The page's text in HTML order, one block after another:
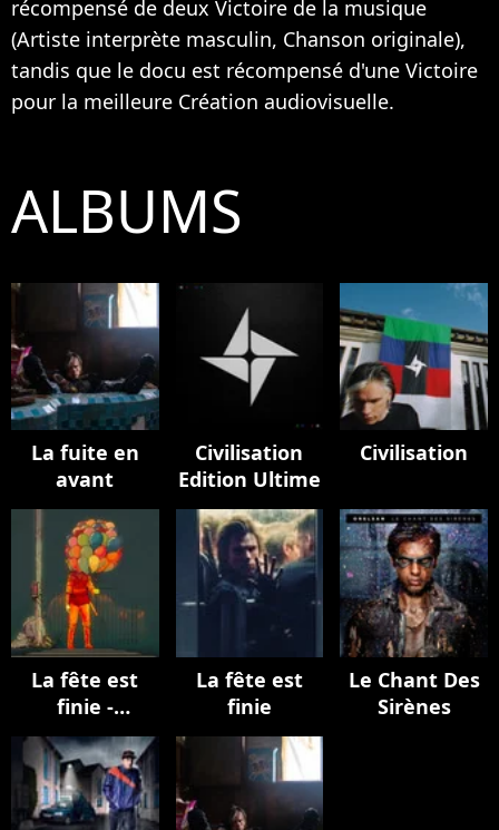
récompensé de deux Victoire de la musique
(Artiste interprète masculin, Chanson originale),
tandis que le docu est récompensé d'une Victoire
pour la meilleure Création audiovisuelle.
ALBUMS
La fuite en
avant
Civilisation
Edition Ultime
Civilisation
La fête est
finie -
EPILOGUE
La fête est
finie
Le Chant Des
Sirènes